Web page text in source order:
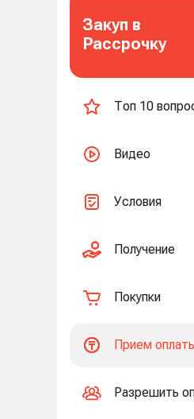
Закуп в
Рассрочку
Топ 10
Видео
Условия
Получение
Покупки
Прием
Разрешить